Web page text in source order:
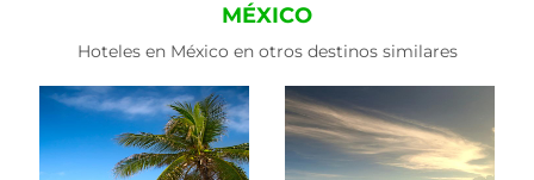
MÉXICO
Hoteles en México en otros destinos similares